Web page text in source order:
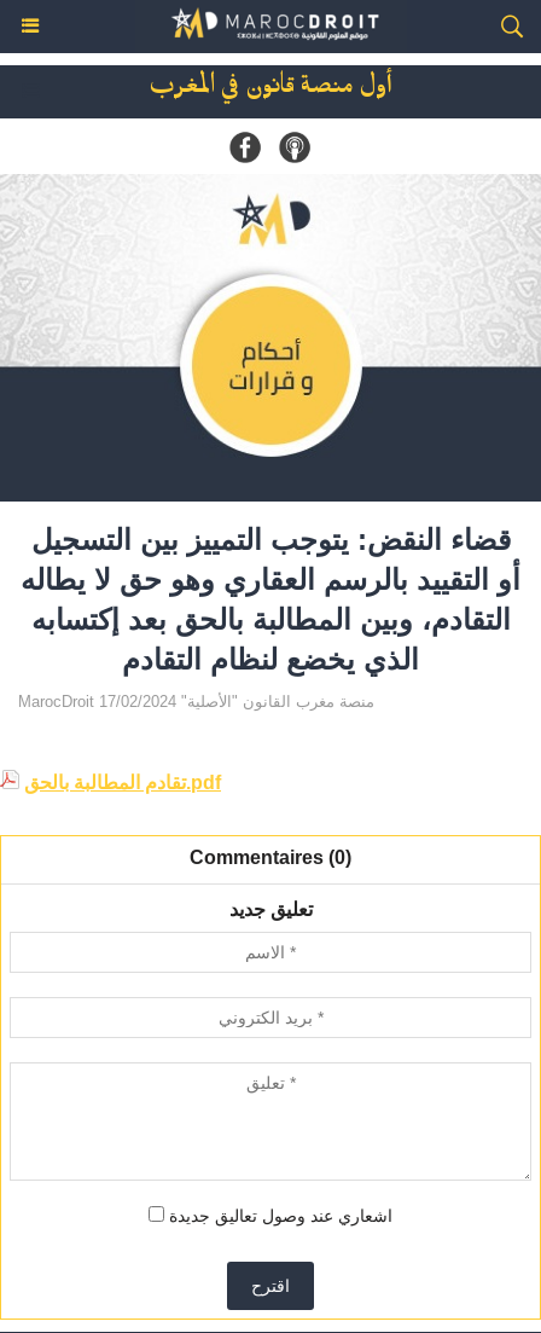
أول منصة قانون في المغرب
قضاء النقض: يتوجب التمييز بين التسجيل
أو التقييد بالرسم العقاري وهو حق لا يطاله
التقادم، وبين المطالبة بالحق بعد إكتسابه
الذي يخضع لنظام التقادم
MarocDroit منصة مغرب القانون "الأصلية" 17/02/2024
تقادم المطالبة بالحق.pdf
Commentaires (0)
تعليق جديد
اشعاري عند وصول تعاليق جديدة
اقترح